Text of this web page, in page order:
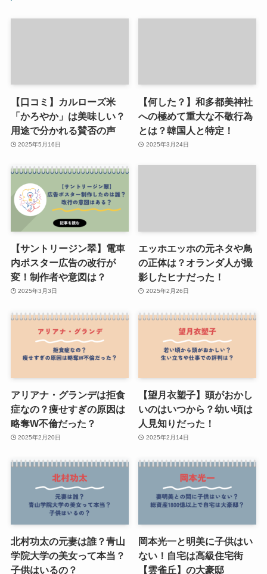
【口コミ】カルローズ米
「かろやか」は美味しい？
用途で分かれる賛否の声
2025年5月16日
【何した？】和多都美神社
への極めて重大な不敬行為
とは？韓国人と特定！
2025年3月24日
【サントリージン翠】電車
内ポスター広告の改行が
変！制作者や意図は？
2025年3月3日
エッホエッホの元ネタや鳥
の正体は？オランダ人が撮
影したヒナだった！
2025年2月26日
アリアナ・グランデは拒食
症なの？痩せすぎの原因は
略奪W不倫だった？
2025年2月20日
【望月衣塑子】頭がおかし
いのはいつから？幼い頃は
人見知りだった！
2025年2月14日
北村功太の元妻は誰？青山
学院大学の美女って本当？
子供はいるの？
岡本光一と明美に子供はい
ない！自宅は高級住宅街
【雲雀丘】の大豪邸